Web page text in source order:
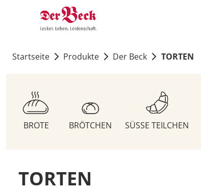
Startseite Produkte Der Beck TORTEN
BROTE BRÖTCHEN SÜSSE TEILCHEN
TORTEN